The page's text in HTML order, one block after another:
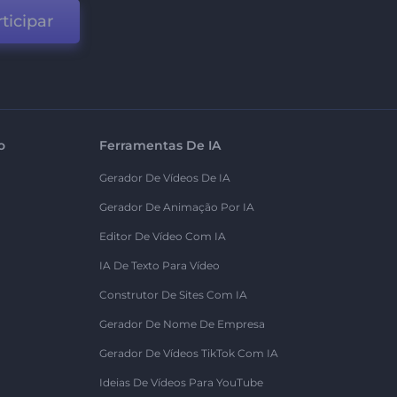
Ferramentas De IA
Gerador De Vídeos De IA
Gerador De Animação Por IA
Editor De Vídeo Com IA
IA De Texto Para Vídeo
Construtor De Sites Com IA
Gerador De Nome De Empresa
Gerador De Vídeos TikTok Com IA
Ideias De Vídeos Para YouTube